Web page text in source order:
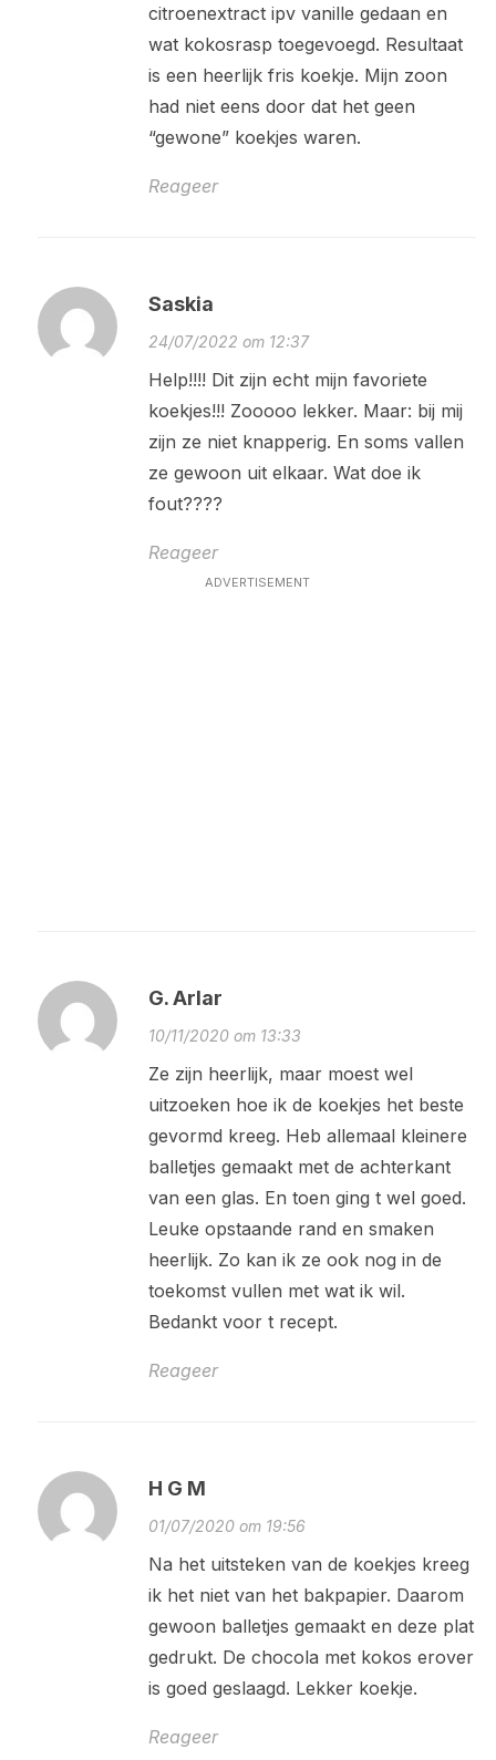
citroenextract ipv vanille gedaan en
wat kokosrasp toegevoegd. Resultaat
is een heerlijk fris koekje. Mijn zoon
had niet eens door dat het geen
“gewone” koekjes waren.
Reageer
Saskia
24/07/2022 om 12:37
Help!!!! Dit zijn echt mijn favoriete
koekjes!!! Zooooo lekker. Maar: bij mij
zijn ze niet knapperig. En soms vallen
ze gewoon uit elkaar. Wat doe ik
fout????
Reageer
ADVERTISEMENT
G. Arlar
10/11/2020 om 13:33
Ze zijn heerlijk, maar moest wel
uitzoeken hoe ik de koekjes het beste
gevormd kreeg. Heb allemaal kleinere
balletjes gemaakt met de achterkant
van een glas. En toen ging t wel goed.
Leuke opstaande rand en smaken
heerlijk. Zo kan ik ze ook nog in de
toekomst vullen met wat ik wil.
Bedankt voor t recept.
Reageer
H G M
01/07/2020 om 19:56
Na het uitsteken van de koekjes kreeg
ik het niet van het bakpapier. Daarom
gewoon balletjes gemaakt en deze plat
gedrukt. De chocola met kokos erover
is goed geslaagd. Lekker koekje.
Reageer